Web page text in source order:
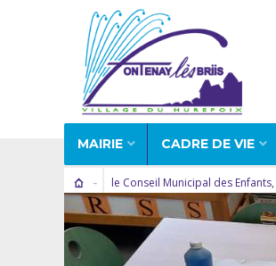
MAIRIE CADRE DE VIE
le Conseil Municipal des Enfants,